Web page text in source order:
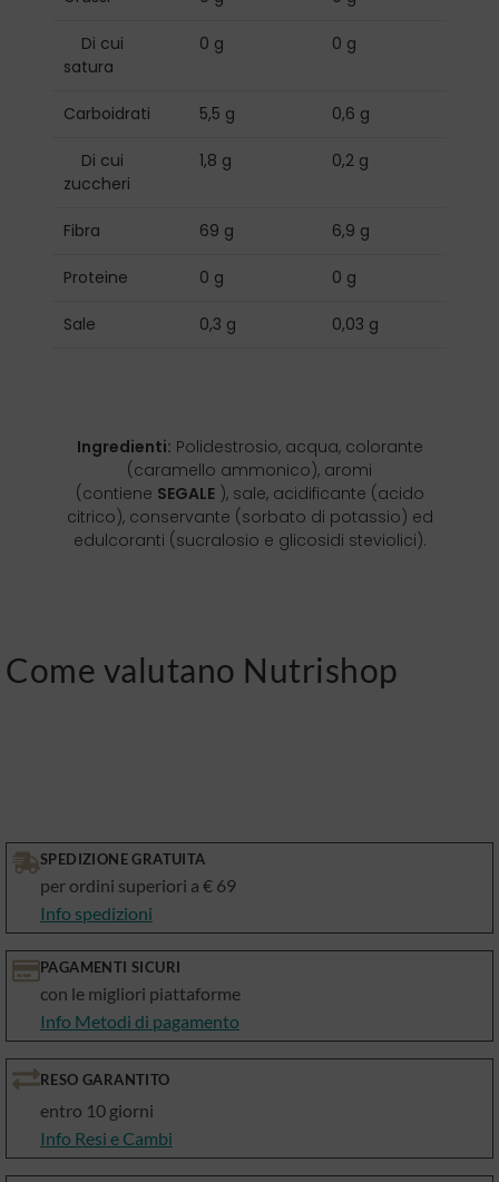
Di cui
satura
0 g 0 g
Carboidrati 5,5 g 0,6 g
Di cui
zuccheri
1,8 g 0,2 g
Fibra 69 g 6,9 g
Proteine 0 g 0 g
Sale 0,3 g 0,03 g
Ingredienti: Polidestrosio, acqua, colorante
(caramello ammonico), aromi
(contiene SEGALE), sale, acidificante (acido
citrico), conservante (sorbato di potassio) ed
edulcoranti (sucralosio e glicosidi steviolici).
Come valutano Nutrishop
SPEDIZIONE GRATUITA
per ordini superiori a € 69
Info spedizioni
PAGAMENTI SICURI
con le migliori piattaforme
Info Metodi di pagamento
RESO GARANTITO
entro 10 giorni
Info Resi e Cambi